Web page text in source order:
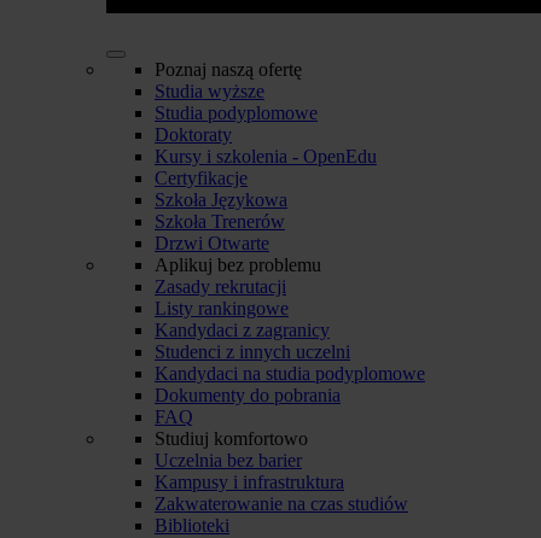
Poznaj naszą ofertę
Studia wyższe
Studia podyplomowe
Doktoraty
Kursy i szkolenia - OpenEdu
Certyfikacje
Szkoła Językowa
Szkoła Trenerów
Drzwi Otwarte
Aplikuj bez problemu
Zasady rekrutacji
Listy rankingowe
Kandydaci z zagranicy
Studenci z innych uczelni
Kandydaci na studia podyplomowe
Dokumenty do pobrania
FAQ
Studiuj komfortowo
Uczelnia bez barier
Kampusy i infrastruktura
Zakwaterowanie na czas studiów
Biblioteki